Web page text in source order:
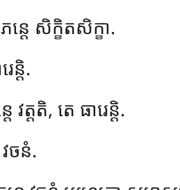
ន្តេ សិក្ខិតសិក្ខា.
ន្តិ.
ត្តតិ, តេ ធារេន្តិ.
ចនំ.